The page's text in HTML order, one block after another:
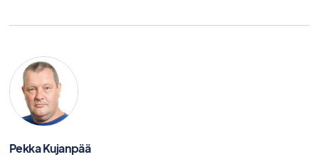
Pekka Kujanpää